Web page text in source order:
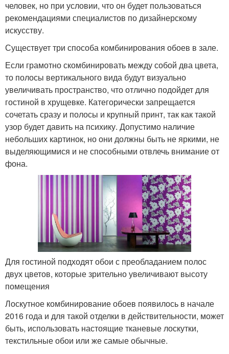
человек, но при условии, что он будет пользоваться
рекомендациями специалистов по дизайнерскому
искусству.
Существует три способа комбинирования обоев в зале.
Если грамотно скомбинировать между собой два цвета,
то полосы вертикального вида будут визуально
увеличивать пространство, что отлично подойдет для
гостиной в хрущевке. Категорически запрещается
сочетать сразу и полосы и крупный принт, так как такой
узор будет давить на психику. Допустимо наличие
небольших картинок, но они должны быть не яркими, не
выделяющимися и не способными отвлечь внимание от
фона.
Для гостиной подходят обои с преобладанием полос
двух цветов, которые зрительно увеличивают высоту
помещения
Лоскутное комбинирование обоев появилось в начале
2016 года и для такой отделки в действительности, может
быть, использовать настоящие тканевые лоскутки,
текстильные обои или же самые обычные.